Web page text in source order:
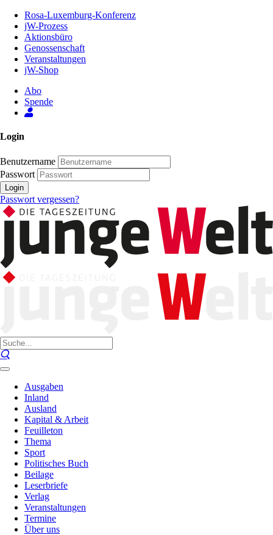
Inhalt
Seite
Rosa-Luxemburg-Konferenz
jW-Prozess
Aktionsbüro
Genossenschaft
Veranstaltungen
jW-Shop
Abo
Spende
Login
Benutzername
Passwort
Login
Passwort vergessen?
Ausgaben
Inland
Ausland
Kapital & Arbeit
Feuilleton
Thema
Sport
Politisches Buch
Beilage
Leserbriefe
Verlag
Veranstaltungen
Termine
Über uns